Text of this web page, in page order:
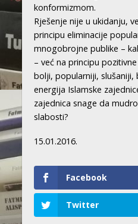
konformizmom.
Rješenje nije u ukidanju,
principu eliminacije
mnogobrojne publike –
– već na principu
bolji, popularniji, slušaniji,
energija Islamske
zajednica snage da
slabosti?
15.01.2016.
Facebook
Twitter